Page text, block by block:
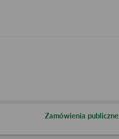
Zamówienia publiczne